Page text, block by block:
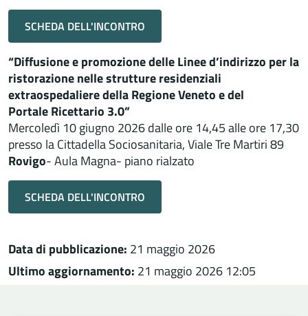
SCHEDA DELL'INCONTRO
“Diffusione e promozione delle Linee d’indirizzo per la
ristorazione nelle strutture residenziali
extraospedaliere della Regione Veneto e del
Portale Ricettario 3.0”
Mercoledì 10 giugno 2026 dalle ore 14,45 alle ore 17,30
presso la Cittadella Sociosanitaria, Viale Tre Martiri 89
Rovigo- Aula Magna- piano rialzato
SCHEDA DELL'INCONTRO
Data di pubblicazione: 21 maggio 2026
Ultimo aggiornamento: 21 maggio 2026 12:05